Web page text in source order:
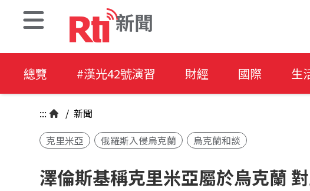
新聞
總覽 #漢光42號演習 財經 國際 生
::: / 新聞
克里米亞
俄羅斯入侵烏克蘭 烏克蘭和談
澤倫斯基稱克里米亞屬於烏克蘭